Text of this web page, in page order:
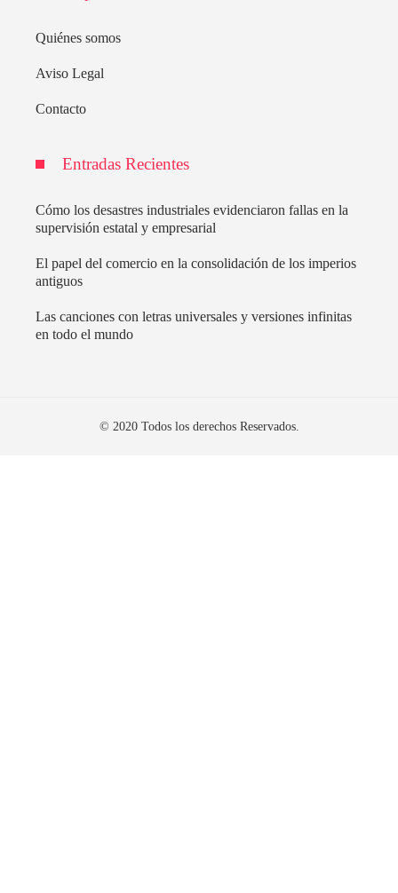
Quiénes somos
Aviso Legal
Contacto
Entradas Recientes
Cómo los desastres industriales evidenciaron fallas en la
supervisión estatal y empresarial
El papel del comercio en la consolidación de los imperios
antiguos
Las canciones con letras universales y versiones infinitas
en todo el mundo
© 2020 Todos los derechos Reservados.